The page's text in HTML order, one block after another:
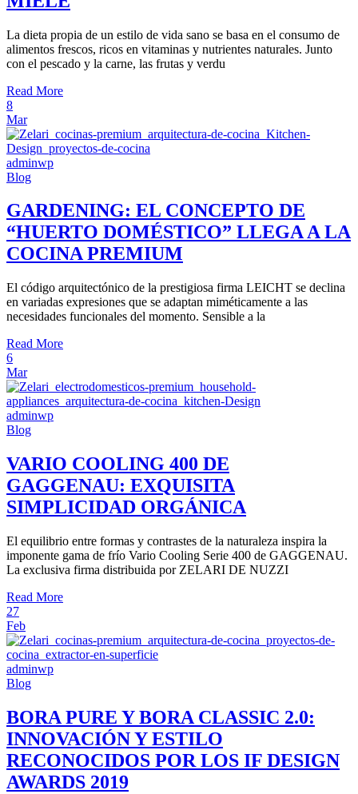
La dieta propia de un estilo de vida sano se basa en el consumo de
alimentos frescos, ricos en vitaminas y nutrientes naturales. Junto
con el pescado y la carne, las frutas y verdu
Read More
8
Mar
adminwp
Blog
GARDENING: EL CONCEPTO DE
“HUERTO DOMÉSTICO” LLEGA A LA
COCINA PREMIUM
El código arquitectónico de la prestigiosa firma LEICHT se declina
en variadas expresiones que se adaptan miméticamente a las
necesidades funcionales del momento. Sensible a la
Read More
6
Mar
adminwp
Blog
VARIO COOLING 400 DE
GAGGENAU: EXQUISITA
SIMPLICIDAD ORGÁNICA
El equilibrio entre formas y contrastes de la naturaleza inspira la
imponente gama de frío Vario Cooling Serie 400 de GAGGENAU.
La exclusiva firma distribuida por ZELARI DE NUZZI
Read More
27
Feb
adminwp
Blog
BORA PURE Y BORA CLASSIC 2.0:
INNOVACIÓN Y ESTILO
RECONOCIDOS POR LOS IF DESIGN
AWARDS 2019